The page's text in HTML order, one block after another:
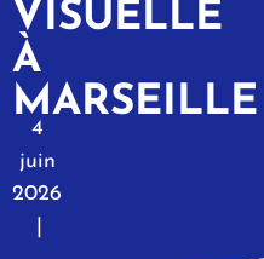
VISUELLE
À
MARSEILLE
4
juin
2026